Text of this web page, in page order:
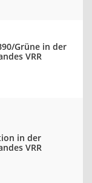
Grüne in der
VRR
in der
VRR